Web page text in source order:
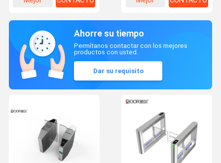
Ahorre su tiempo
Permítanos contactar con los mejores
productos con usted.
Dar su requisito